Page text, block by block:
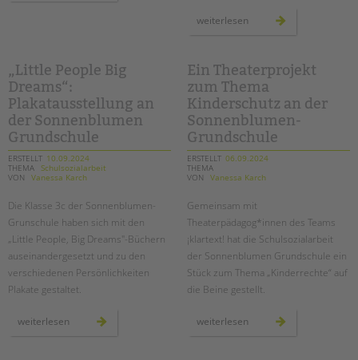
weiterlesen fachtag
„Little People Big
Dreams“:
Plakatausstellung an
der Sonnenblumen
Grundschule
ERSTELLT 10.09.2024
THEMA Schulsozialarbeit
VON
Vanessa Karch
Die Klasse 3c der Sonnenblumen-
Grunschule haben sich mit den
„Little People, Big Dreams"-Büchern
auseinandergesetzt und zu den
verschiedenen Persönlichkeiten
Plakate gestaltet.
weiterlesen
Ein Theaterprojekt
zum Thema
Kinderschutz an der
Sonnenblumen-
Grundschule
ERSTELLT 06.09.2024
THEMA
VON
Vanessa Karch
Gemeinsam mit
Theaterpädagog*innen des Teams
¡klartext! hat die Schulsozialarbeit
der Sonnenblumen Grundschule ein
Stück zum Thema „Kinderrechte“ auf
die Beine gestellt.
weiterlesen
theaterprojekt